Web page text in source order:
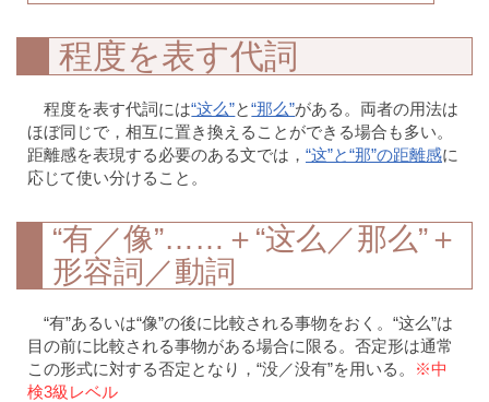
程度を表す代詞
程度を表す代詞には“这么”と“那么”がある。両者の用法は
ほぼ同じで，相互に置き換えることができる場合も多い。
距離感を表現する必要のある文では， “这”と“那”の距離感に
応じて使い分けること。
“有／像”……＋“这么／那么”＋
形容詞／動詞
“有”あるいは“像”の後に比較される事物をおく。“这么”は
目の前に比較される事物がある場合に限る。否定形は通常
この形式に対する否定となり，“没／没有”を用いる。
※中
検3級レベル